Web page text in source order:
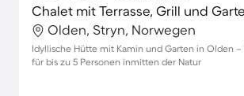
Olden, Stryn, Norwegen
Idyllische Hütte mit Kamin und Garten in Olden –
für bis zu 5 Personen inmitten der Natur